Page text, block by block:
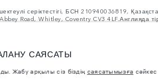
серіктестігі, БСН 210940036819,
Road, Whitley, Coventry CV3 4LF.Англияда
сипаттамасына сәйкес келеді.
жүктелгенде, оның рұқсат етілген
ескертпе.Қазіргі уақытта жартылай
САЯСАТЫ
Жабу арқылы сіз біздің саясатымызға